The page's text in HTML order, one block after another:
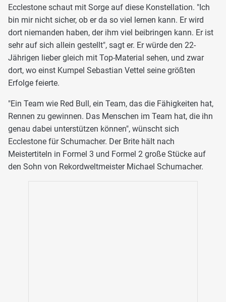
Ecclestone schaut mit Sorge auf diese Konstellation. "Ich
bin mir nicht sicher, ob er da so viel lernen kann. Er wird
dort niemanden haben, der ihm viel beibringen kann. Er ist
sehr auf sich allein gestellt", sagt er. Er würde den 22-
Jährigen lieber gleich mit Top-Material sehen, und zwar
dort, wo einst Kumpel Sebastian Vettel seine größten
Erfolge feierte.
"Ein Team wie Red Bull, ein Team, das die Fähigkeiten hat,
Rennen zu gewinnen. Das Menschen im Team hat, die ihn
genau dabei unterstützen können", wünscht sich
Ecclestone für Schumacher. Der Brite hält nach
Meistertiteln in Formel 3 und Formel 2 große Stücke auf
den Sohn von Rekordweltmeister Michael Schumacher.